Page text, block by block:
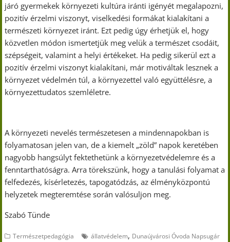
járó gyermekek környezeti kultúra iránti igényét megalapozni,
pozitív érzelmi viszonyt, viselkedési formákat kialakítani a
természeti környezet iránt. Ezt pedig úgy érhetjük el, hogy
közvetlen módon ismertetjük meg velük a természet csodáit,
szépségeit, valamint a helyi értékeket. Ha pedig sikerül ezt a
pozitív érzelmi viszonyt kialakítani, már motiváltak lesznek a
környezet védelmén túl, a környezettel való együttélésre, a
környezettudatos szemléletre.
A környezeti nevelés természetesen a mindennapokban is
folyamatosan jelen van, de a kiemelt „zöld” napok keretében
nagyobb hangsúlyt fektethetünk a környezetvédelemre és a
fenntarthatóságra. Arra törekszünk, hogy a tanulási folyamat a
felfedezés, kísérletezés, tapogatódzás, az élményközpontú
helyzetek megteremtése során valósuljon meg.
Szabó Tünde
Természetpedagógia állatvédelem, Dunaújvárosi Óvoda Napsugár